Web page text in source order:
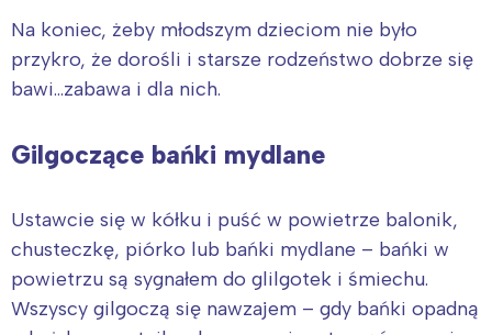
Na koniec, żeby młodszym dzieciom nie było
przykro, że dorośli i starsze rodzeństwo dobrze się
bawi…zabawa i dla nich.
Gilgoczące bańki mydlane
Ustawcie się w kółku i puść w powietrze balonik,
chusteczkę, piórko lub bańki mydlane – bańki w
powietrzu są sygnałem do glilgotek i śmiechu.
Wszyscy gilgoczą się nawzajem – gdy bańki opadną
Interesują mnie wydarzenia z
tego regionu:
Warszawa Śląsk